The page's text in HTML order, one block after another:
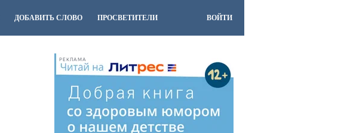
ДОБАВИТЬ СЛОВО ПРОСВЕТИТЕЛИ ВОЙТИ
РЕКЛАМА